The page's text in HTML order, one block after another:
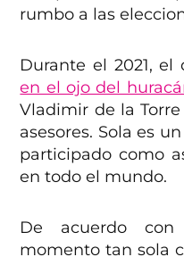
rumbo a las
Durante el 2021, el
en el ojo del
Vladimir de la
asesores. Sola es
participado como
en todo el mundo.
De acuerdo
momento tan sola